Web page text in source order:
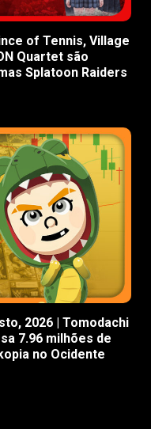
of Tennis, Village
Quartet são
Splatoon Raiders
2026 | Tomodachi
7.96 milhões de
no Ocidente